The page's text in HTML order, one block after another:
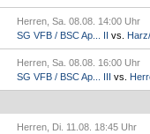
Herren, Sa. 08.08. 14:00 Uhr
SG VFB / BSC Ap... II vs.
Herren, Sa. 08.08. 16:00 Uhr
SG VFB / BSC Ap... III vs.
Herren, Di. 11.08. 18:45 Uhr